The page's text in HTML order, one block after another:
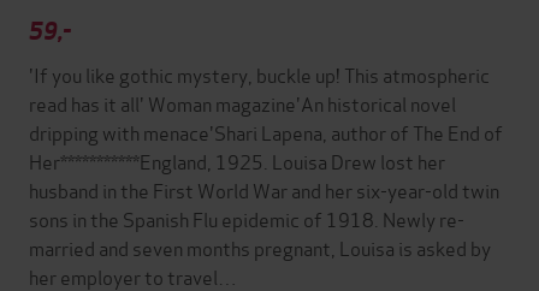
59,-
'If you like gothic mystery, buckle up! This atmospheric
read has it all' Woman magazine'An historical novel
dripping with menace'Shari Lapena, author of The End of
Her***********England, 1925. Louisa Drew lost her
husband in the First World War and her six-year-old twin
sons in the Spanish Flu epidemic of 1918. Newly re-
married and seven months pregnant, Louisa is asked by
her employer to travel…